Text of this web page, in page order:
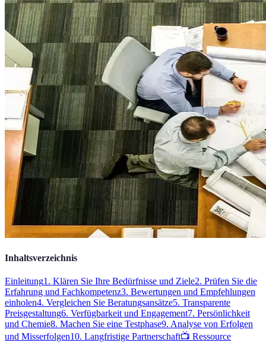
Inhaltsverzeichnis
Einleitung1. Klären Sie Ihre Bedürfnisse und Ziele2. Prüfen Sie die
Erfahrung und Fachkompetenz3. Bewertungen und Empfehlungen
einholen4. Vergleichen Sie Beratungsansätze5. Transparente
Preisgestaltung6. Verfügbarkeit und Engagement7. Persönlichkeit
und Chemie8. Machen Sie eine Testphase9. Analyse von Erfolgen
und Misserfolgen10. Langfristige Partnerschaft📺 Ressource